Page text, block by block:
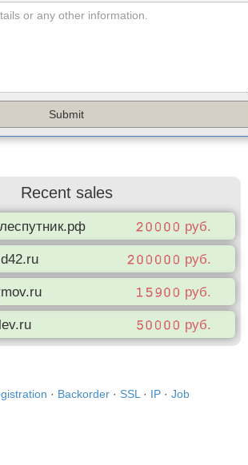
Recent sales
руб.
руб.
руб.
руб.
руб.
· Backorder· SSL · IP· Job